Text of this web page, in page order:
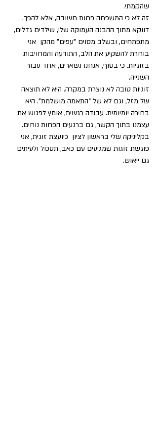
שהקמתי.
זה לא כי המשפחה פחות חשובה, אלא להפך.
דווקא מתוך ההבנה העמוקה שלי, שילדים גדלים,
מתפתחים, ובשלב מסוים "עפים" מהקן  אני
בוחרת להשקיע את הלב, התודעה והמחויבות
בזוגיות. כי בסוף, אנחנו נשארים, אחד עבור
השנייה.
זוגיות טובה לא נוצרת במקרה. היא לא תוצאה
של מזל, וגם לא של “התאמה מושלמת”. היא
בחירה יומיומית. עבודה רגשית, אומץ לפגוש את
עצמנו בתוך הקשר, גם ברגעים הפחות נוחים.
בקליניקה שלי בראשון לציון  כיועצת זוגית, אני
פוגשת זוגות שמגיעים עם כאב, תסכול ולעיתים
גם ייאוש.